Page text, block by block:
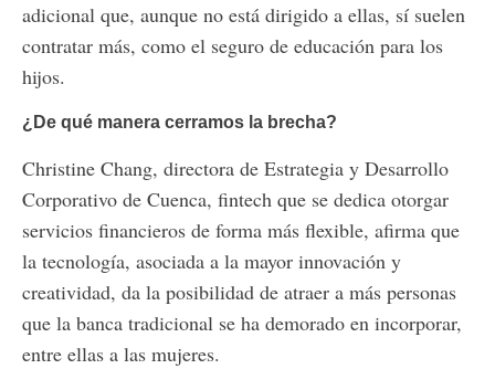
adicional que, aunque no está dirigido a ellas, sí suelen
contratar más, como el seguro de educación para los
hijos.
¿De qué manera cerramos la brecha?
Christine Chang, directora de Estrategia y Desarrollo
Corporativo de Cuenca, fintech que se dedica otorgar
servicios financieros de forma más flexible, afirma que
la tecnología, asociada a la mayor innovación y
creatividad, da la posibilidad de atraer a más personas
que la banca tradicional se ha demorado en incorporar,
entre ellas a las mujeres.